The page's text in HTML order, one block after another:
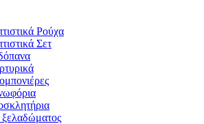
Ρούχα
Σετ
ξελαδώματος